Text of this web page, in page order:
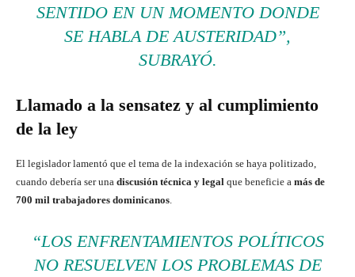
SENTIDO EN UN MOMENTO DONDE
SE HABLA DE AUSTERIDAD”,
SUBRAYÓ.
Llamado a la sensatez y al cumplimiento
de la ley
El legislador lamentó que el tema de la indexación se haya politizado,
cuando debería ser una discusión técnica y legal que beneficie a más de
700 mil trabajadores dominicanos
“LOS ENFRENTAMIENTOS POLÍTICOS
NO RESUELVEN LOS PROBLEMAS DE